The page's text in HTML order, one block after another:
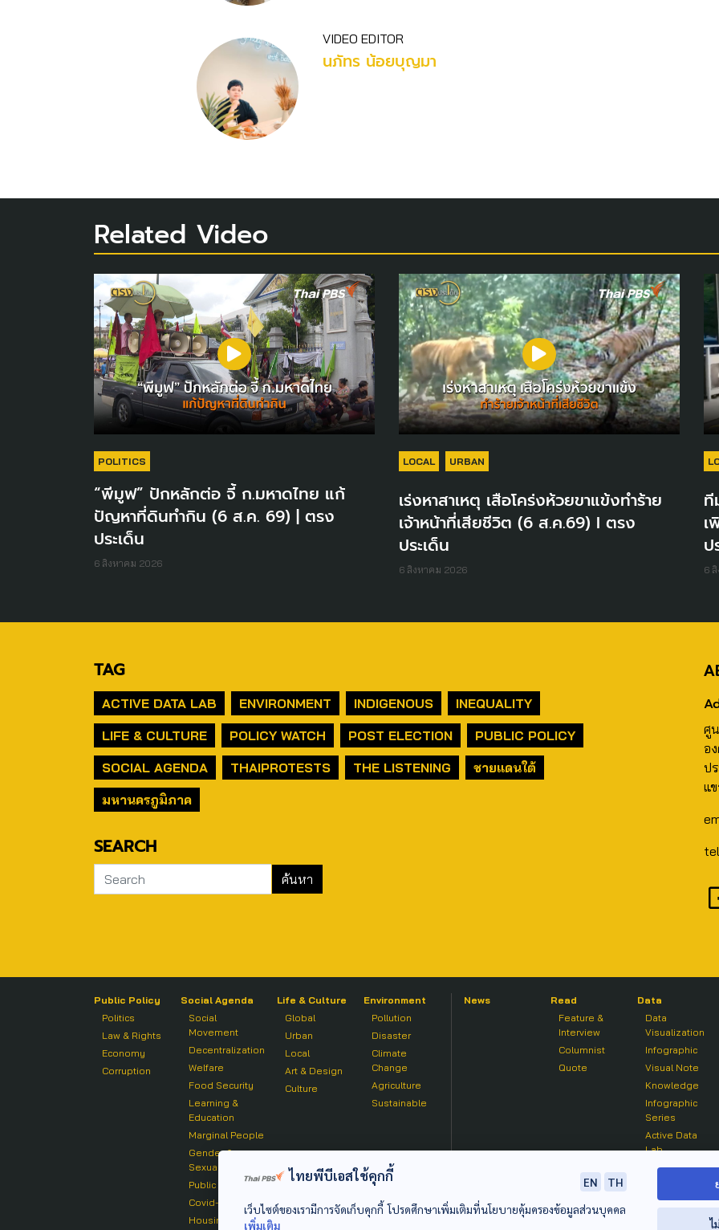
VIDEO EDITOR
นภัทร น้อยบุญมา
Related Video
POLITICS
“พีมูฟ” ปักหลักต่อ จี้ ก.มหาดไทย แก้
ปัญหาที่ดินทำกิน (6 ส.ค. 69) | ตรง
ประเด็น
6 สิงหาคม 2026
LOCAL URBAN
เร่งหาสาเหตุ เสือโคร่งห้วยขาแข้งทำร้าย
เจ้าหน้าที่เสียชีวิต (6 ส.ค.69) I ตรง
ประเด็น
6 สิงหาคม 2026
ที
เ
ป
6
TAG
ACTIVE DATA LAB ENVIRONMENT INDIGENOUS
INEQUALITY
LIFE & CULTURE
POLICY WATCH POST ELECTION
PUBLIC POLICY
SOCIAL AGENDA
THAIPROTESTS THE LISTENING
ชายแดนใต้
มหานครภูมิภาค
SEARCH
ศู
อ
ป
แ
Public Policy
Politics
Law & Rights
Economy
Corruption
Social Agenda
Social
Movement
Decentralization
Welfare
Food Security
Learning &
Education
Marginal People
Gender &
Sexuality
Public Health
Covid-19
Housing
Life & Culture
Global
Urban
Local
Art & Design
Culture
Environment
Pollution
Disaster
Climate
Change
Agriculture
Sustainable
News
Read
Feature &
Interview
Columnist
Quote
Data
Data
Visualization
Infographic
Visual Note
Knowledge
Infographic
Series
Active Data
Lab
ไทยพีบีเอสใช้คุกกี้ EN
TH
เว็บไซต์ของเรามีการจัดเก็บคุกกี้ โปรดศึกษาเพิ่มเติมที่นโยบายคุ้มครองข้อมูลส่วนบุคคล
เพิ่มเติม
ไ